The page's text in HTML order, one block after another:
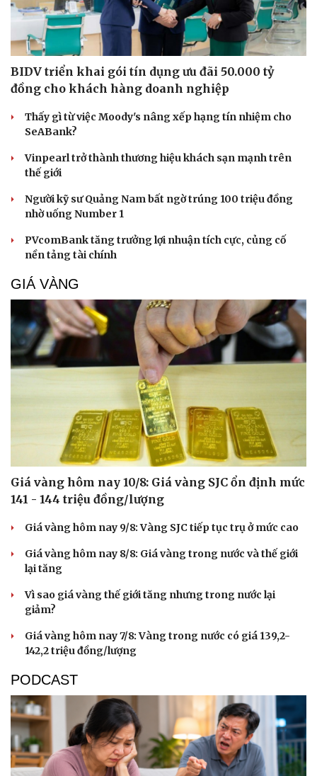
BIDV triển khai gói tín dụng ưu đãi 50.000 tỷ
đồng cho khách hàng doanh nghiệp
Thấy gì từ việc Moody's nâng xếp hạng tín nhiệm cho
SeABank?
Vinpearl trở thành thương hiệu khách sạn mạnh trên
thế giới
Người kỹ sư Quảng Nam bất ngờ trúng 100 triệu đồng
nhờ uống Number 1
PVcomBank tăng trưởng lợi nhuận tích cực, củng cố
nền tảng tài chính
GIÁ VÀNG
Giá vàng hôm nay 10/8: Giá vàng SJC ổn định mức
141 - 144 triệu đồng/lượng
Giá vàng hôm nay 9/8: Vàng SJC tiếp tục trụ ở mức cao
Giá vàng hôm nay 8/8: Giá vàng trong nước và thế giới
lại tăng
Vì sao giá vàng thế giới tăng nhưng trong nước lại
giảm?
Giá vàng hôm nay 7/8: Vàng trong nước có giá 139,2-
142,2 triệu đồng/lượng
PODCAST